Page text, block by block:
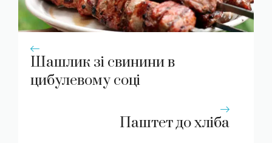
Шашлик зі свинини в
цибулевому соці
Паштет до хліба